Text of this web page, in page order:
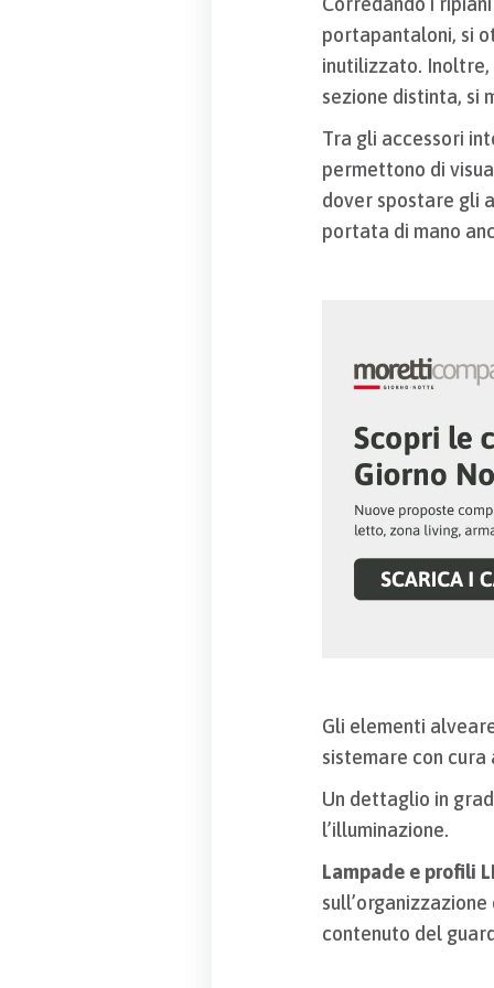
portapantaloni, si
inutilizzato. Inoltre,
sezione distinta, si
Tra gli accessori
permettono di
dover spostare gli
portata di mano
Gli elementi
sistemare con cura
Un dettaglio in
l’illuminazione.
Lampade e profili
contenuto del